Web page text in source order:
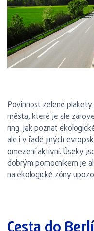
Povinnost zelené
města, které je ale
ring. Jak poznat
ale i v řadě jiných
omezení aktivní. Úseky
dobrým pomocníkem je
na ekologické zóny